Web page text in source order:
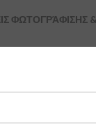
ΦΩΤΟΓΡΆΦΙΣΗΣ &